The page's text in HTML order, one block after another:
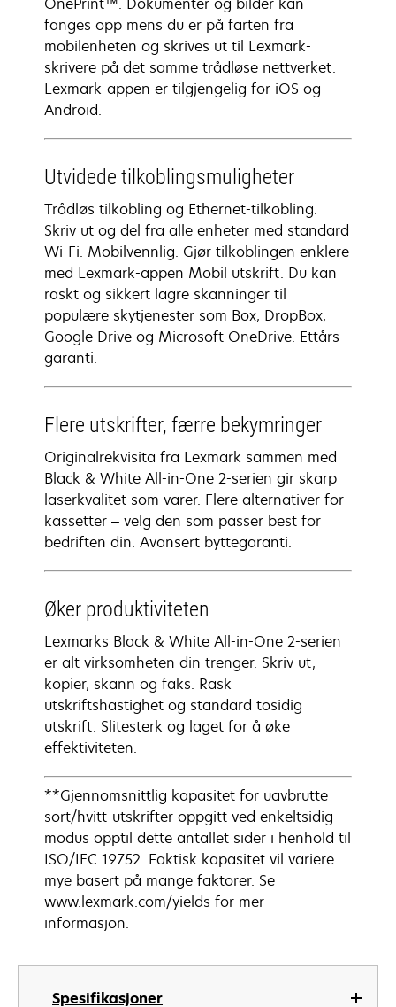
Spesifikasjoner
fanges opp mens du er på farten fra
mobilenheten og skrives ut til Lexmark-
skrivere på det samme trådløse nettverket.
Lexmark-appen er tilgjengelig for iOS og
Android.
Utvidede tilkoblingsmuligheter
Trådløs tilkobling og Ethernet-tilkobling.
Skriv ut og del fra alle enheter med standard
Wi-Fi. Mobilvennlig. Gjør tilkoblingen enklere
med Lexmark-appen Mobil utskrift. Du kan
raskt og sikkert lagre skanninger til
populære skytjenester som Box, DropBox,
Google Drive og Microsoft OneDrive. Ettårs
garanti.
Flere utskrifter, færre bekymringer
Originalrekvisita fra Lexmark sammen med
Black & White All-in-One 2-serien gir skarp
laserkvalitet som varer. Flere alternativer for
kassetter – velg den som passer best for
bedriften din. Avansert byttegaranti.
Øker produktiviteten
Lexmarks Black & White All-in-One 2-serien
er alt virksomheten din trenger. Skriv ut,
kopier, skann og faks. Rask
utskriftshastighet og standard tosidig
utskrift. Slitesterk og laget for å øke
effektiviteten.
**Gjennomsnittlig kapasitet for uavbrutte
sort/hvitt-utskrifter oppgitt ved enkeltsidig
modus opptil dette antallet sider i henhold til
ISO/IEC 19752. Faktisk kapasitet vil variere
mye basert på mange faktorer. Se
www.lexmark.com/yields for mer
informasjon.